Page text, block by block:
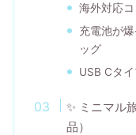
海外対応
充電池が
ッグ
USB Cタ
✨ ミニマル
品）